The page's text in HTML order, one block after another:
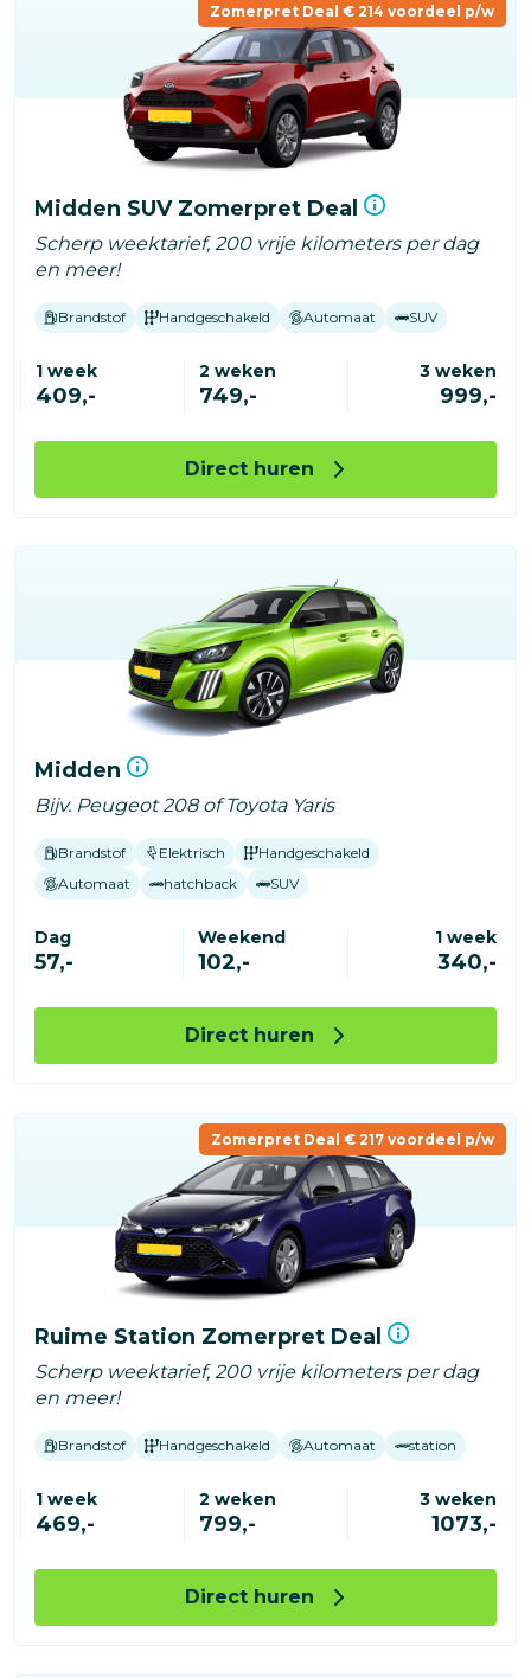
Zomerpret Deal € 214 voordeel p/w
Midden SUV Zomerpret Deal
Scherp weektarief, 200 vrije kilometers per dag
en meer!
Brandstof Handgeschakeld Automaat SUV
1 week
409,-
2 weken
749,-
3 weken
999,-
Direct huren
Midden
Bijv. Peugeot 208 of Toyota Yaris
Brandstof Elektrisch
Handgeschakeld
Automaat
hatchback SUV
Dag
57,-
Weekend
102,-
1 week
340,-
Direct huren
Zomerpret Deal € 217 voordeel p/w
Ruime Station Zomerpret Deal
Scherp weektarief, 200 vrije kilometers per dag
en meer!
Brandstof Handgeschakeld Automaat station
1 week
469,-
2 weken
799,-
3 weken
1073,-
Direct huren